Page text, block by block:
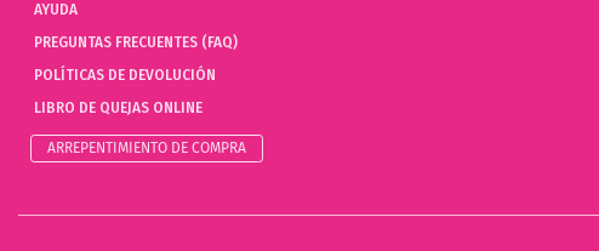
AYUDA
PREGUNTAS FRECUENTES (FAQ)
POLÍTICAS DE DEVOLUCIÓN
LIBRO DE QUEJAS ONLINE
ARREPENTIMIENTO DE COMPRA